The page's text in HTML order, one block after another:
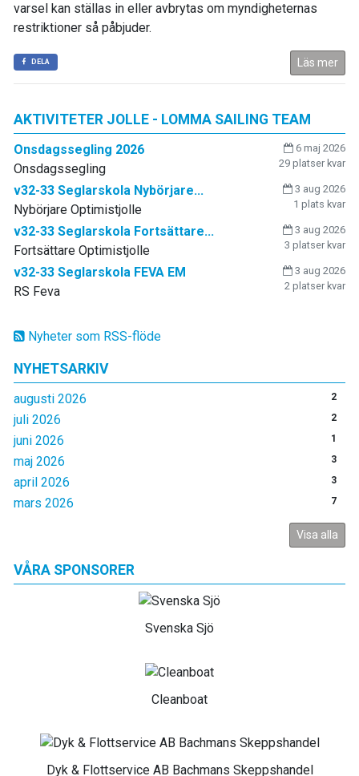
Nyheter som RSS-flöde
NYHETSARKIV
augusti 2026 2
juli 2026 2
juni 2026 1
maj 2026 3
april 2026 3
mars 2026 7
Visa alla
varsel kan ställas in eller avbrytas om myndigheternas
restriktioner så påbjuder.
DELA Läs mer
AKTIVITETER JOLLE - LOMMA SAILING TEAM
Onsdagssegling 2026
6 maj 2026
29 platser kvar
Onsdagssegling
v32-33 Seglarskola Nybörjare...
3 aug 2026
1 plats kvar
Nybörjare Optimistjolle
v32-33 Seglarskola Fortsättare...
3 aug 2026
3 platser kvar
Fortsättare Optimistjolle
v32-33 Seglarskola FEVA EM
3 aug 2026
2 platser kvar
RS Feva
VÅRA SPONSORER
Svenska Sjö
Cleanboat
Dyk & Flottservice AB Bachmans Skeppshandel